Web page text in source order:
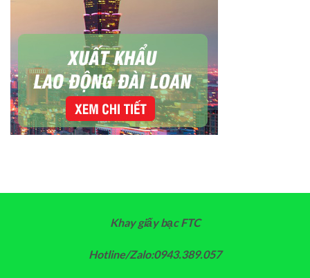
Khay giấy bạc FTC
Hotline/Zalo:0943.389.057